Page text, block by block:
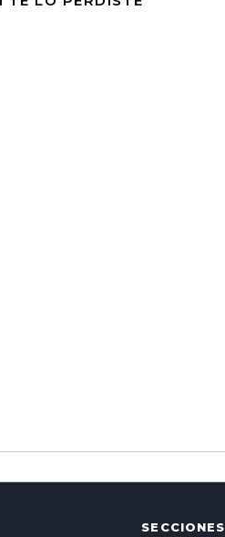
SECCIONES